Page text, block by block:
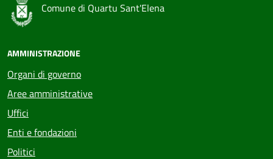
Comune di Quartu Sant'Elena
AMMINISTRAZIONE
Organi di governo
Aree amministrative
Uffici
Enti e fondazioni
Politici